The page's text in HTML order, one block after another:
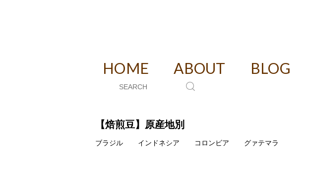
HOME ABOUT BLOG
【焙煎豆】原産地別
ブラジル インドネシア コロンビア グァテマラ